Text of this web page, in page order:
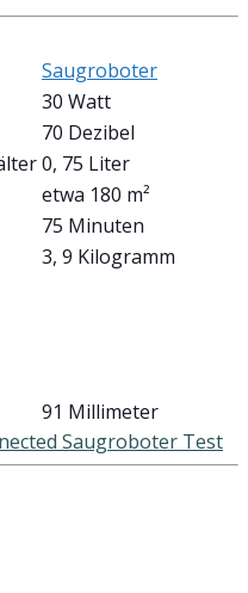
Saugroboter
30 Watt
70 Dezibel
0, 75 Liter
etwa 180 m²
75 Minuten
3, 9 Kilogramm
91 Millimeter
Saugroboter Test